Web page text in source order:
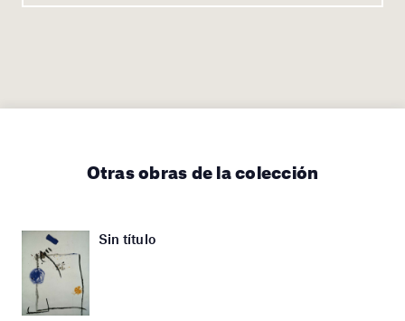
Otras obras de la colección
Sin título